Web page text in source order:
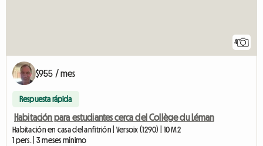
4
$955 / mes
Respuesta rápida
Habitación para estudiantes cerca del Collège du Léman
Habitación en casa del anfitrión | Versoix (1290) | 10 M2
1 pers. | 3 meses mínimo